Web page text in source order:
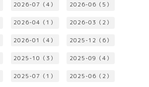
2026-07（4） 2026-06（5）
2026-04（1） 2026-03（2）
2026-01（4） 2025-12（6）
2025-10（3） 2025-09（4）
2025-07（1） 2025-06（2）